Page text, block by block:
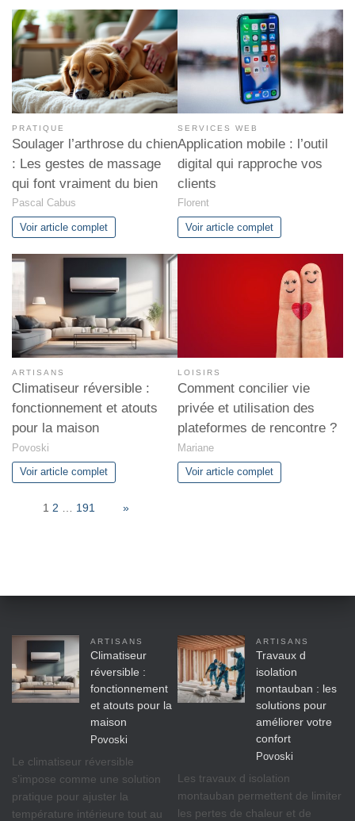
PRATIQUE
Soulager l’arthrose du chien
: Les gestes de massage
qui font vraiment du bien
Pascal Cabus
Voir article complet
SERVICES WEB
Application mobile : l’outil
digital qui rapproche vos
clients
Florent
Voir article complet
ARTISANS
Climatiseur réversible :
fonctionnement et atouts
pour la maison
Povoski
Voir article complet
LOISIRS
Comment concilier vie
privée et utilisation des
plateformes de rencontre ?
Mariane
Voir article complet
1 2 191 »
ARTISANS
Climatiseur
réversible :
fonctionnement
et atouts pour la
maison
Povoski
Le climatiseur réversible
s’impose comme une solution
pratique pour ajuster la
température intérieure tout au
ARTISANS
Travaux d
isolation
montauban : les
solutions pour
améliorer votre
confort
Povoski
Les travaux d isolation
montauban permettent de limiter
les pertes de chaleur et de